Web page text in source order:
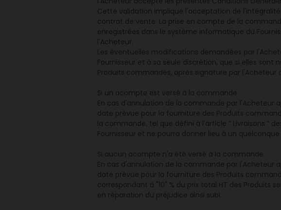
Cette validation implique l'acceptation de
contrat de vente. La prise en compte de la
enregistrées dans le système informatique du
l'Acheteur.
Les éventuelles modifications demandées par
Fournisseur et à sa seule discrétion, que si elles sont
Produits commandés, après signature par
Si un acompte est versé à la commande
En cas d'annulation de la commande par l'Acheteur
date prévue pour la fourniture des Produits
la commande, tel que défini à l'article “ Livraisons ”
Fournisseur et ne pourra donner lieu à un
Si aucun acompte n'a été versé à la commande
En cas d'annulation de la commande par l'Acheteur
date prévue pour la fourniture des Produits
correspondant à "10" % du prix total HT des Produits
en réparation du préjudice ainsi subi.